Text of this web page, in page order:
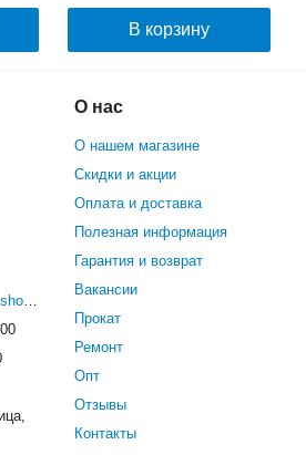
В корзину
О нас
О нашем магазине
Скидки и акции
Оплата и доставка
Полезная информация
Гарантия и возврат
Вакансии
Прокат
Ремонт
Опт
Отзывы
Контакты